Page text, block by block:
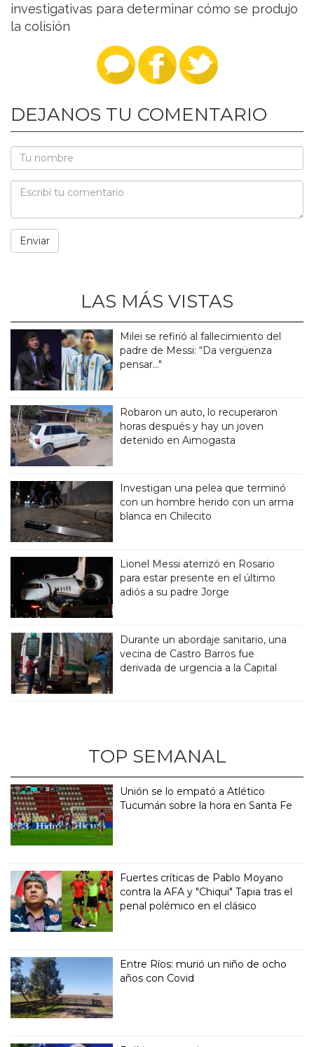
investigativas para determinar cómo se produjo
la colisión
DEJANOS TU COMENTARIO
LAS MÁS VISTAS
Milei se refirió al fallecimiento del
padre de Messi: “Da vergüenza
pensar..."
Robaron un auto, lo recuperaron
horas después y hay un joven
detenido en Aimogasta
Investigan una pelea que terminó
con un hombre herido con un arma
blanca en Chilecito
Lionel Messi aterrizó en Rosario
para estar presente en el último
adiós a su padre Jorge
Durante un abordaje sanitario, una
vecina de Castro Barros fue
derivada de urgencia a la Capital
TOP SEMANAL
Unión se lo empató a Atlético
Tucumán sobre la hora en Santa Fe
Fuertes críticas de Pablo Moyano
contra la AFA y "Chiqui" Tapia tras el
penal polémico en el clásico
Entre Ríos: murió un niño de ocho
años con Covid